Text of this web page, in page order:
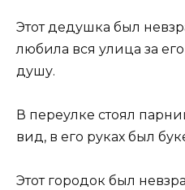
Этот дедушка был
любила вся улица за
душу.
В переулке стоял
вид, в его руках был
Этот городок был